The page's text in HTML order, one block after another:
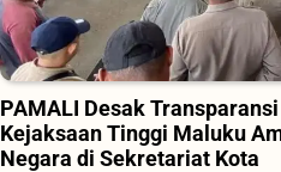
PAMALI Desak
Kejaksaan Tinggi Maluku
Negara di Sekretariat Kota